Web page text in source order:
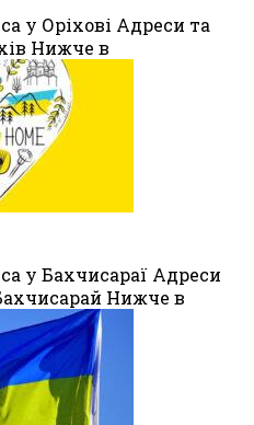
у Оріхові Адреси та
Нижче в
у Бахчисараї Адреси
Нижче в